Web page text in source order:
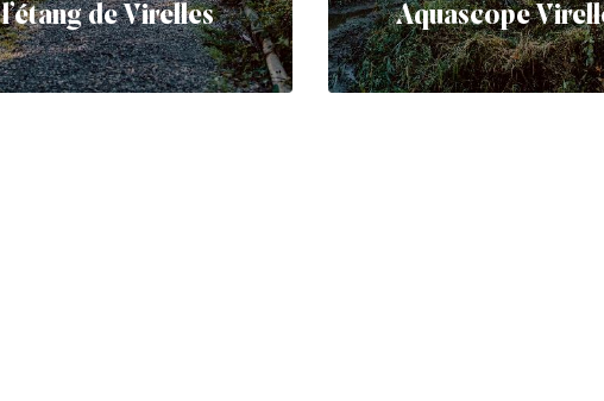
l’étang de Virelles
Aquascope